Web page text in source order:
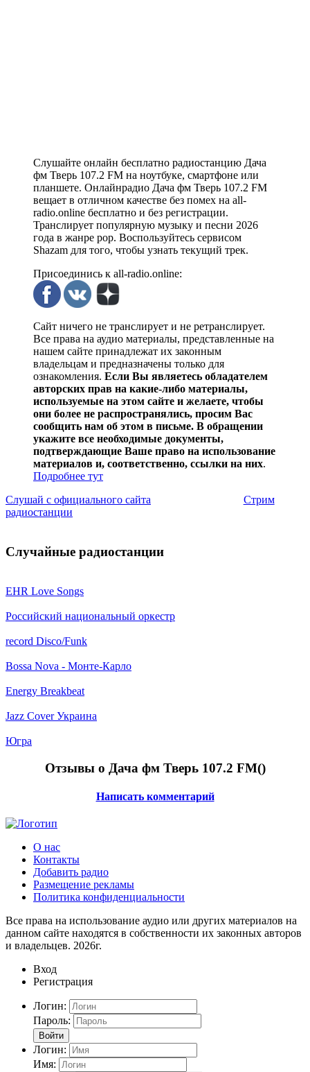
Слушайте онлайн бесплатно радиостанцию Дача
фм Тверь 107.2 FM на ноутбуке, смартфоне или
планшете. Онлайнрадио Дача фм Тверь 107.2 FM
вещает в отличном качестве без помех на all-
radio.online бесплатно и без регистрации.
Транслирует популярную музыку и песни 2026
года в жанре pop. Воспользуйтесь сервисом
Shazam для того, чтобы узнать текущий трек.
Присоединись к all-radio.online:
Сайт ничего не транслирует и не ретранслирует.
Все права на аудио материалы, представленные на
нашем сайте принадлежат их законным
владельцам и предназначены только для
ознакомления. Если Вы являетесь обладателем
авторских прав на какие-либо материалы,
используемые на этом сайте и желаете, чтобы
они более не распространялись, просим Вас
сообщить нам об этом в письме. В обращении
укажите все необходимые документы,
подтверждающие Ваше право на использование
материалов и, соответственно, ссылки на них.
Подробнее тут
Слушай с официального сайта
Стрим
радиостанции
Случайные радиостанции
EHR Love Songs
Российский национальный оркестр
record Disco/Funk
Bossa Nova - Монте-Карло
Energy Breakbeat
Jazz Cover Украина
Югра
Отзывы о Дача фм Тверь 107.2 FM()
Написать комментарий
О нас
Контакты
Добавить радио
Размещение рекламы
Политика конфиденциальности
Все права на использование аудио или других материалов на
данном сайте находятся в собственности их законных авторов
и владельцев. 2026г.
Вход
Регистрация
Логин:
Пароль:
Войти
Логин:
Имя: